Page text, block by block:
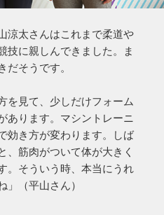
涼太さんはこれまで柔道や
技に親しんできました。ま
そうです。
を見て、少しだけフォーム
あります。マシントレーニ
効き方が変わります。しば
、筋肉がついて体が大きく
。そういう時、本当にうれ
」（平山さん）